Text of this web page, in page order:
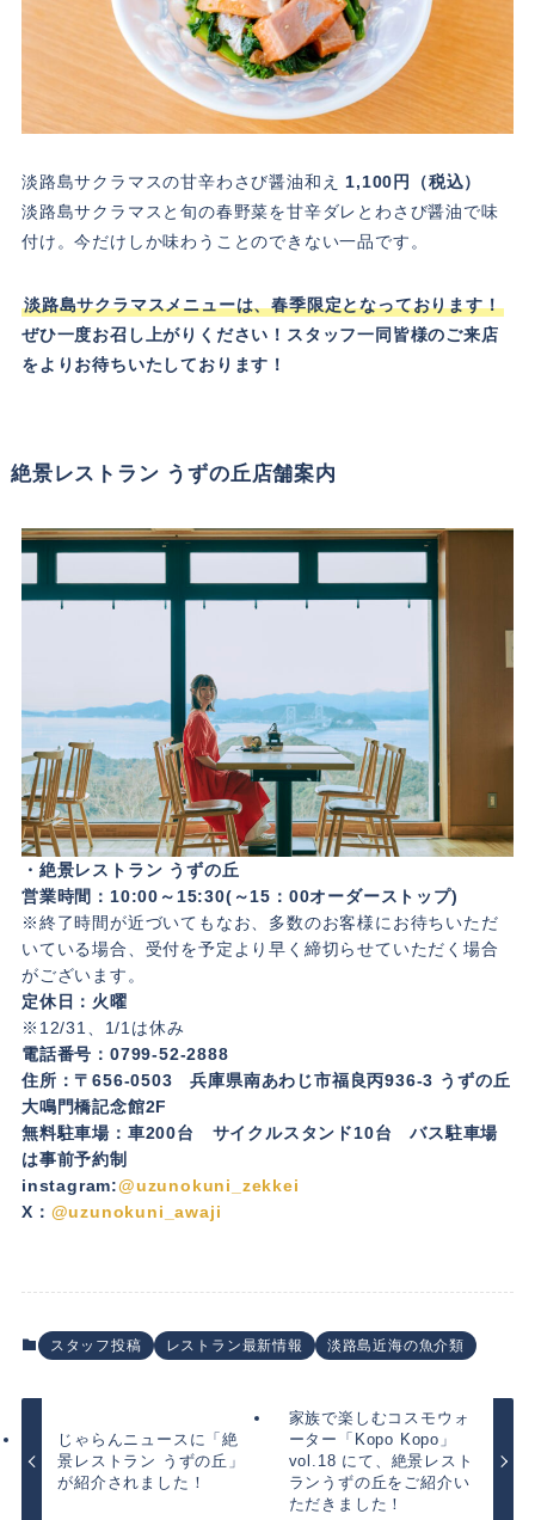
淡路島サクラマスの甘辛わさび醤油和え
1,100円（税込）
淡路島サクラマスと旬の春野菜を甘辛ダレとわさび醤油で味
付け。今だけしか味わうことのできない一品です。
淡路島サクラマスメニューは、春季限定となっております！
ぜひ一度お召し上がりください！スタッフ一同皆様のご来店
をよりお待ちいたしております！
絶景レストラン うずの丘店舗案内
・絶景レストラン うずの丘
営業時間：10:00～15:30(～15：00オーダーストップ)
※終了時間が近づいてもなお、多数のお客様にお待ちいただ
いている場合、受付を予定より早く締切らせていただく場合
がございます。
定休日：火曜
※12/31、1/1は休み
電話番号：0799-52-2888
住所：〒656-0503 兵庫県南あわじ市福良丙936-3 うずの丘
大鳴門橋記念館2F
無料駐車場：車200台 サイクルスタンド10台 バス駐車場
は事前予約制
instagram:@uzunokuni_zekkei
X： @uzunokuni_awaji
スタッフ投稿 レストラン最新情報 淡路島近海の魚介類
じゃらんニュースに「絶
景レストラン うずの丘」
が紹介されました！
家族で楽しむコスモウォ
ーター「Kopo Kopo」
vol.18 にて、絶景レスト
ランうずの丘をご紹介い
ただきました！